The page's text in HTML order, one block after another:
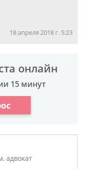
18 апреля 2018 г. 5:23
онлайн
15 минут
адвокат